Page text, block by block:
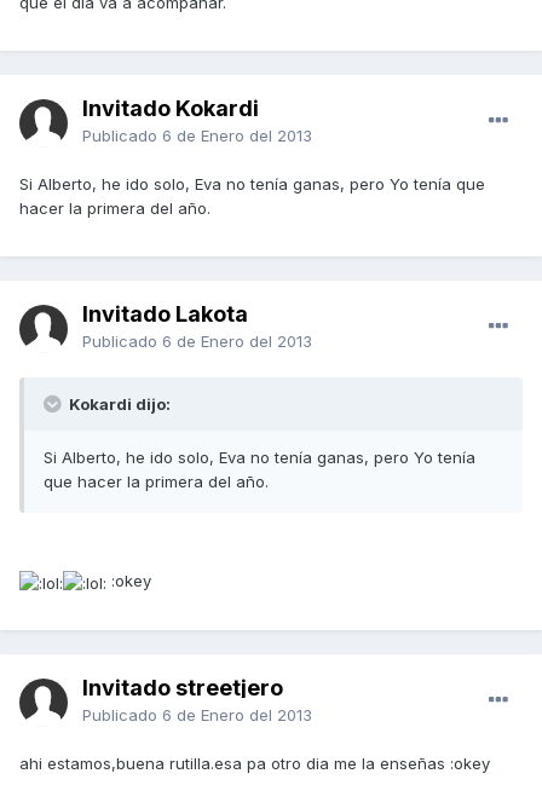
Invitado Kokardi
Publicado 6 de Enero del 2013
Si Alberto, he ido solo, Eva no tenía ganas, pero Yo tenía que
hacer la primera del año.
Invitado Lakota
Publicado 6 de Enero del 2013
Kokardi dijo:
Si Alberto, he ido solo, Eva no tenía ganas, pero Yo tenía
que hacer la primera del año.
:okey
Invitado streetjero
Publicado 6 de Enero del 2013
ahi estamos,buena rutilla.esa pa otro dia me la enseñas :okey